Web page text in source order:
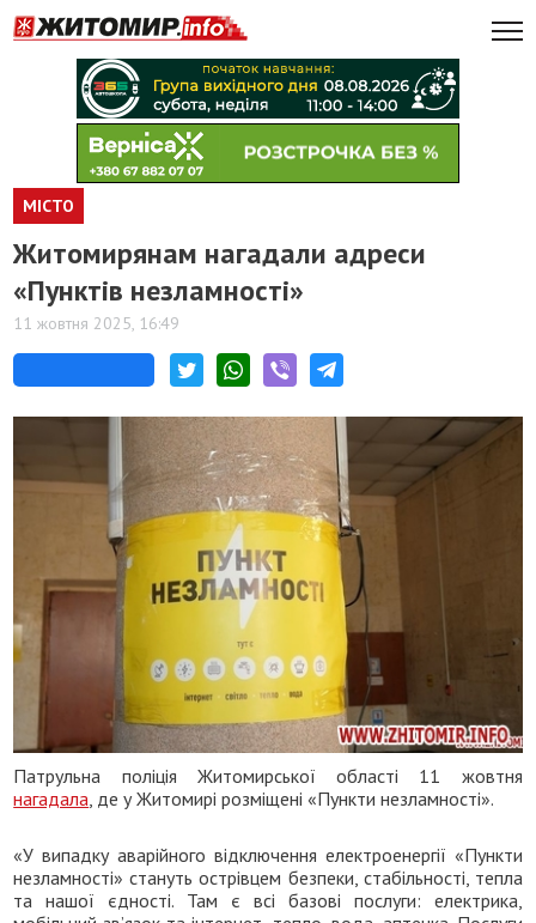
МІСТО
Житомирянам нагадали адреси
«Пунктів незламності»
11 жовтня 2025, 16:49
Патрульна поліція Житомирської області 11 жовтня
нагадала , де у Житомирі розміщені «Пункти незламності».
«У випадку аварійного відключення електроенергії «Пункти
незламності» стануть острівцем безпеки, стабільності, тепла
та нашої єдності. Там є всі базові послуги: електрика,